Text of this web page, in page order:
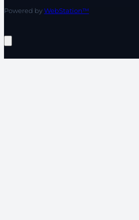
Powered byWebStation™